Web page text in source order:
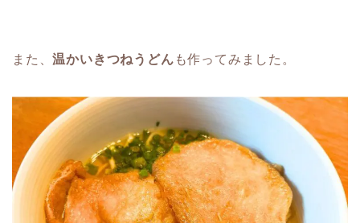
また、温かいきつねうどん も作ってみました。